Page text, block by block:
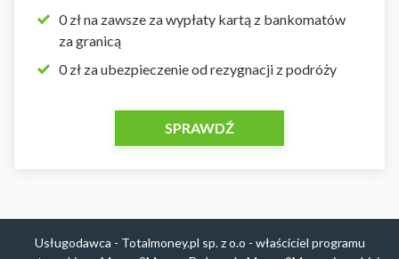
0 zł na zawsze za wypłaty kartą z bankomatów
za granicą
0 zł za ubezpieczenie od rezygnacji z podróży
SPRAWDŹ
Usługodawca - Totalmoney.pl sp. z o.o - właściciel programu